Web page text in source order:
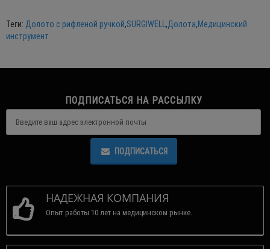
Теги: Долото с рифленой ручкой,SURGIWELL,Долота,Медицинский
инструмент
ПОДПИСАТЬСЯ НА РАССЫЛКУ
ПОДПИСАТЬСЯ
НАДЕЖНАЯ КОМПАНИЯ
Опыт работы 10 лет на медицинском рынке.